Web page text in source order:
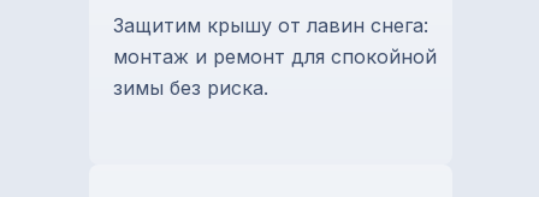
Защитим крышу от лавин снега:
монтаж и ремонт для спокойной
зимы без риска.